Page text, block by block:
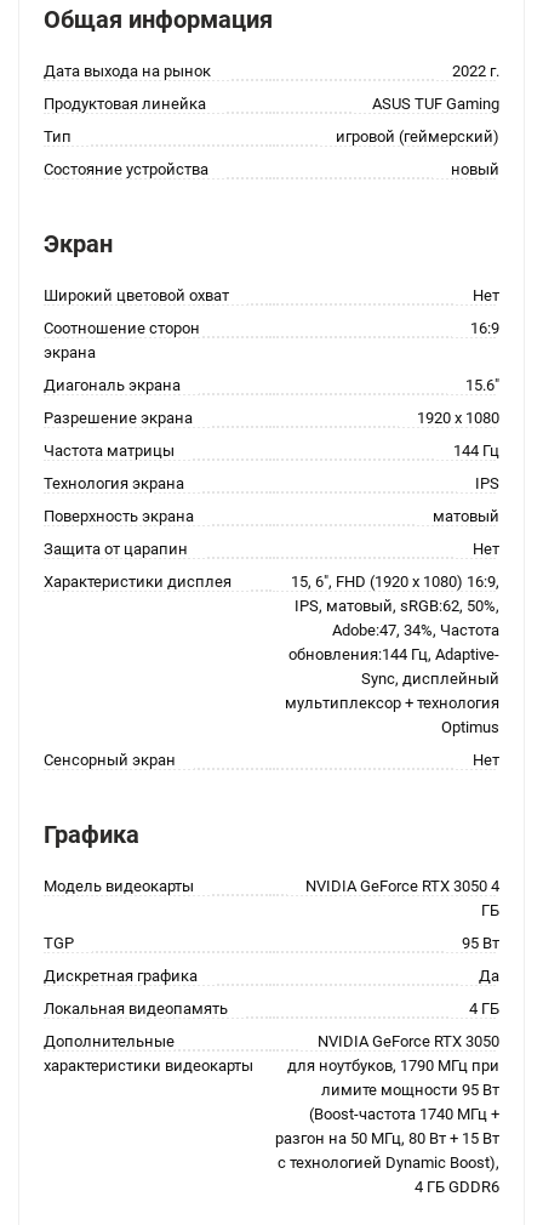
Общая информация
Дата выхода на рынок
2022 г.
Продуктовая линейка
ASUS TUF Gaming
Тип
игровой (геймерский)
Состояние устройства
новый
Экран
Широкий цветовой охват
Нет
Соотношение сторон
экрана
16:9
Диагональ экрана
15.6"
Разрешение экрана
1920 x 1080
Частота матрицы
144 Гц
Технология экрана
IPS
Поверхность экрана
матовый
Защита от царапин
Нет
Характеристики дисплея
15, 6", FHD (1920 x 1080) 16:9,
IPS, матовый, sRGB:62, 50%,
Adobe:47, 34%, Частота
обновления:144 Гц, Adaptive-
Sync, дисплейный
мультиплексор + технология
Optimus
Сенсорный экран
Нет
Графика
Модель видеокарты
NVIDIA GeForce RTX 3050 4
ГБ
TGP
95 Вт
Дискретная графика
Да
Локальная видеопамять
4 ГБ
Дополнительные
характеристики видеокарты
NVIDIA GeForce RTX 3050
для ноутбуков, 1790 МГц при
лимите мощности 95 Вт
(Boost-частота 1740 МГц +
разгон на 50 МГц, 80 Вт + 15 Вт
с технологией Dynamic Boost),
4 ГБ GDDR6